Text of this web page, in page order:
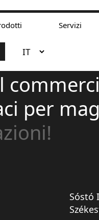
Servizi
-
per
Sóstó